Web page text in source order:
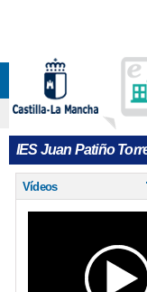
IES Juan Patiño
Vídeos